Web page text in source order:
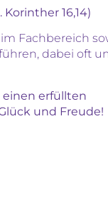
16,14)
Fachbereich
dabei oft
einen erfüllten
und Freude!